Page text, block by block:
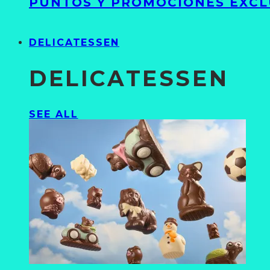
DELICATESSEN
DELICATESSEN
SEE ALL